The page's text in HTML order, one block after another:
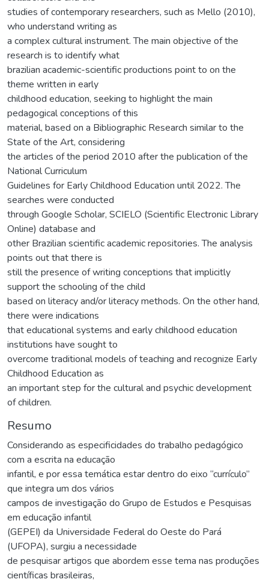
studies of contemporary researchers, such as Mello (2010),
who understand writing as
a complex cultural instrument. The main objective of the
research is to identify what
brazilian academic-scientific productions point to on the
theme written in early
childhood education, seeking to highlight the main
pedagogical conceptions of this
material, based on a Bibliographic Research similar to the
State of the Art, considering
the articles of the period 2010 after the publication of the
National Curriculum
Guidelines for Early Childhood Education until 2022. The
searches were conducted
through Google Scholar, SCIELO (Scientific Electronic Library
Online) database and
other Brazilian scientific academic repositories. The analysis
points out that there is
still the presence of writing conceptions that implicitly
support the schooling of the child
based on literacy and/or literacy methods. On the other hand,
there were indications
that educational systems and early childhood education
institutions have sought to
overcome traditional models of teaching and recognize Early
Childhood Education as
an important step for the cultural and psychic development
of children.
Resumo
Considerando as especificidades do trabalho pedagógico
com a escrita na educação
infantil, e por essa temática estar dentro do eixo “currículo”
que integra um dos vários
campos de investigação do Grupo de Estudos e Pesquisas
em educação infantil
(GEPEI) da Universidade Federal do Oeste do Pará
(UFOPA), surgiu a necessidade
de pesquisar artigos que abordem esse tema nas produções
científicas brasileiras,